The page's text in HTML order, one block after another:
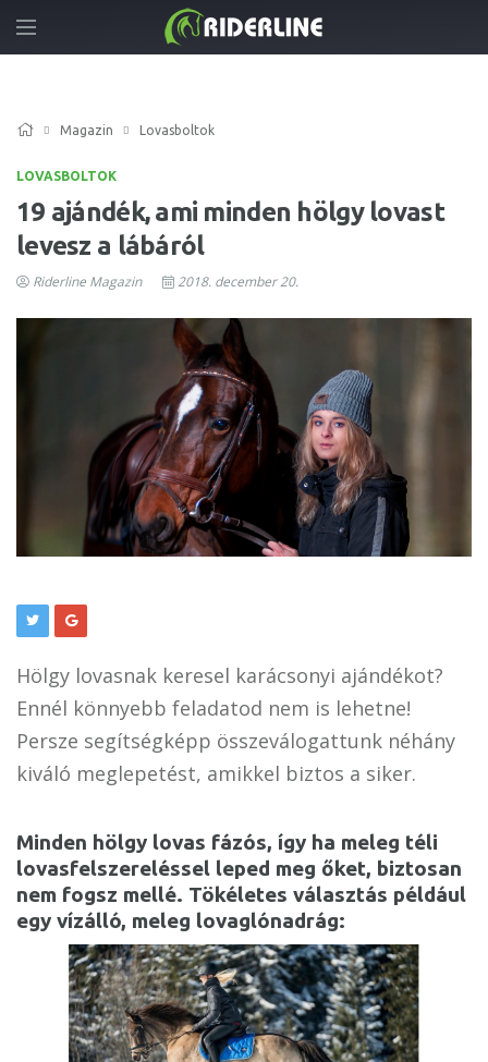
Magazin Lovasboltok
LOVASBOLTOK
19 ajándék, ami minden hölgy lovast
levesz a lábáról
Riderline Magazin 2018. december 20.
Hölgy lovasnak keresel karácsonyi ajándékot?
Ennél könnyebb feladatod nem is lehetne!
Persze segítségképp összeválogattunk néhány
kiváló meglepetést, amikkel biztos a siker.
Minden hölgy lovas fázós, így ha meleg téli
lovasfelszereléssel leped meg őket, biztosan
nem fogsz mellé. Tökéletes választás például
egy vízálló, meleg lovaglónadrág: